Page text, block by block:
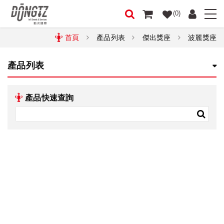
(0)
首頁 產品列表 傑出獎座 波麗獎座
產品列表
產品快速查詢